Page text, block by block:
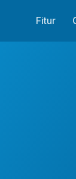
Fitur